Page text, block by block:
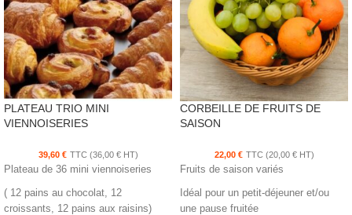
PLATEAU TRIO MINI
VIENNOISERIES
39,60 € TTC (36,00 €HT)
Plateau de 36 mini viennoiseries
( 12 pains au chocolat, 12
croissants, 12 pains aux raisins)
CORBEILLE DE FRUITS DE
SAISON
22,00 € TTC (20,00 €HT)
Fruits de saison variés
Idéal pour un petit-déjeuner et/ou
une pause fruitée